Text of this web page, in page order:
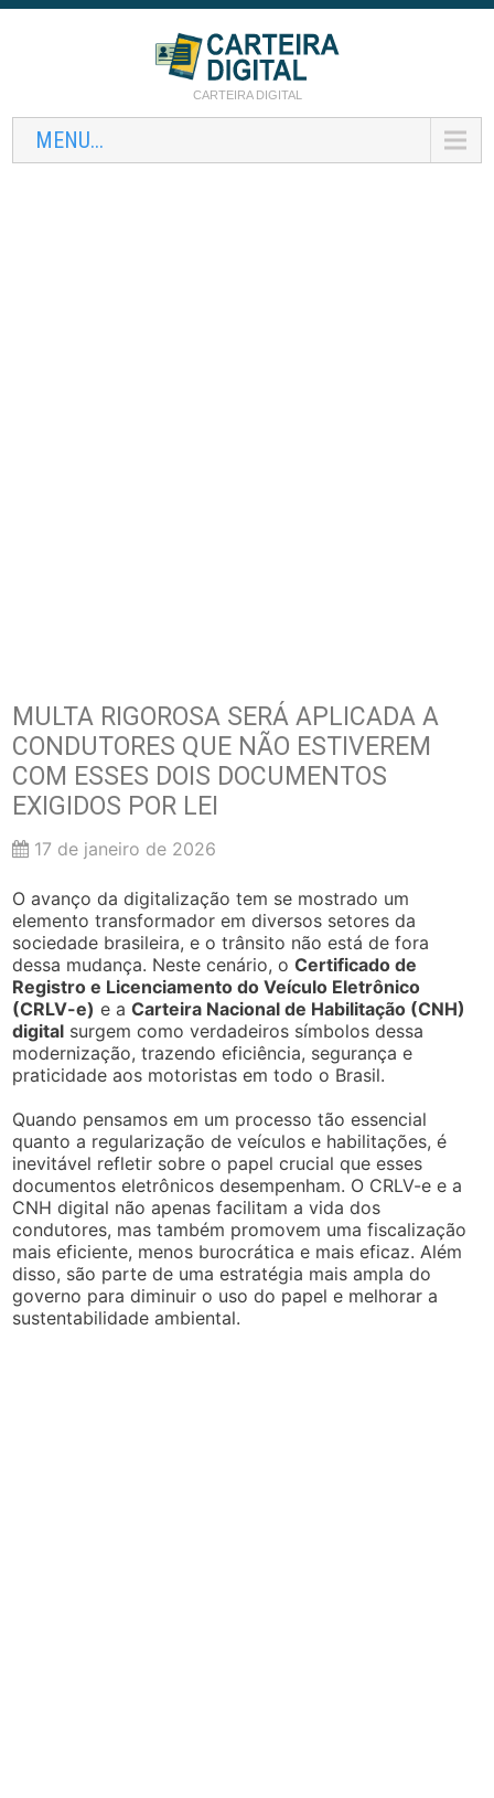
CARTEIRA DIGITAL
MENU...
MULTA RIGOROSA SERÁ APLICADA A
CONDUTORES QUE NÃO ESTIVEREM
COM ESSES DOIS DOCUMENTOS
EXIGIDOS POR LEI
17 de janeiro de 2026
O avanço da digitalização tem se mostrado um
elemento transformador em diversos setores da
sociedade brasileira, e o trânsito não está de fora
dessa mudança. Neste cenário, oCertificado de
Registro e Licenciamento do Veículo Eletrônico
(CRLV-e) e aCarteira Nacional de Habilitação (CNH)
digital surgem como verdadeiros símbolos dessa
modernização, trazendo eficiência, segurança e
praticidade aos motoristas em todo o Brasil.
Quando pensamos em um processo tão essencial
quanto a regularização de veículos e habilitações, é
inevitável refletir sobre o papel crucial que esses
documentos eletrônicos desempenham. O CRLV-e e a
CNH digital não apenas facilitam a vida dos
condutores, mas também promovem uma fiscalização
mais eficiente, menos burocrática e mais eficaz. Além
disso, são parte de uma estratégia mais ampla do
governo para diminuir o uso do papel e melhorar a
sustentabilidade ambiental.